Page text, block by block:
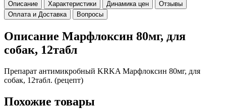
Описание Характеристики Динамика цен
Отзывы
Оплата и Доставка
Вопросы
Описание Марфлоксин 80мг, для
собак, 12табл
Препарат антимикробный KRKA Марфлоксин 80мг, для
собак, 12табл. (рецепт)
Похожие товары